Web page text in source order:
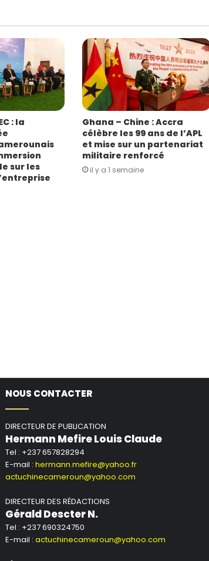
: la
sur les
Ghana – Chine : Accra
célèbre les 99 ans de l’APL
et mise sur un partenariat
militaire renforcé
il y a 1 semaine
NOUS CONTACTER
DIRECTEUR DE PUBLICATION
Hermann Mefire Louis Claude
Tel : +237 657828294
E-mail : hermann.mefire@yahoo.fr
actuchinecameroun@yahoo.com
DIRECTEUR DES RÉDACTIONS
Gérald Descter N.
Tel : +237 690324750
E-mail : actuchinecameroun@yahoo.com